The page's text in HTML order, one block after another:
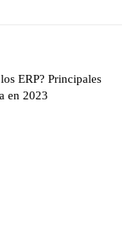
ERP? Principales
en 2023